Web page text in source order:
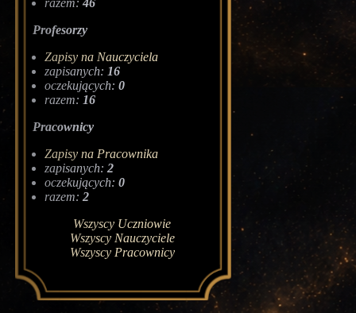
razem: 46
Profesorzy
Zapisy na Nauczyciela
zapisanych: 16
oczekujących: 0
razem: 16
Pracownicy
Zapisy na Pracownika
zapisanych: 2
oczekujących: 0
razem: 2
Wszyscy Uczniowie
Wszyscy Nauczyciele
Wszyscy Pracownicy